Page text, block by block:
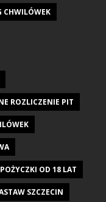
CHWILÓWEK
ROZLICZENIE PIT
POŻYCZKI OD 18 LAT
SZCZECIN